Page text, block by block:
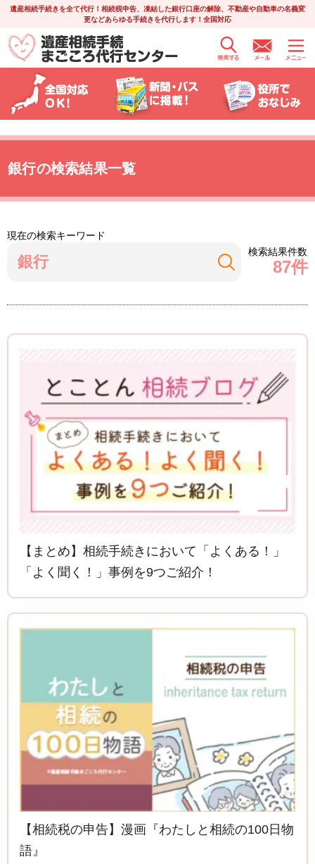
遺産相続手続きを全て代行！相続税申告、凍結した銀行口座の解除、不動産や自動車の名義変
更などあらゆる手続きを代行します！全国対応
銀行の検索結果一覧
現在の検索キーワード
検索結果件数
87件
【まとめ】相続手続きにおいて「よくある！」
「よく聞く！」事例を9つご紹介！
【相続税の申告】漫画『わたしと相続の100日物
語』